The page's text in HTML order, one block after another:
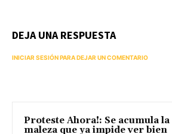
DEJA UNA RESPUESTA
INICIAR SESIÓN PARA DEJAR UN COMENTARIO
Proteste Ahora!: Se acumula la
maleza que ya impide ver bien